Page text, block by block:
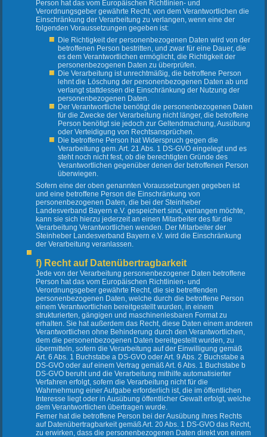
Person hat das vom Europäischen Richtlinien- und
Verordnungsgeber gewährte Recht, von dem Verantwortlichen die
Einschränkung der Verarbeitung zu verlangen, wenn eine der
folgenden Voraussetzungen gegeben ist:
Die Richtigkeit der personenbezogenen Daten wird von der
betroffenen Person bestritten, und zwar für eine Dauer, die
es dem Verantwortlichen ermöglicht, die Richtigkeit der
personenbezogenen Daten zu überprüfen.
Die Verarbeitung ist unrechtmäßig, die betroffene Person
lehnt die Löschung der personenbezogenen Daten ab und
verlangt stattdessen die Einschränkung der Nutzung der
personenbezogenen Daten.
Der Verantwortliche benötigt die personenbezogenen Daten
für die Zwecke der Verarbeitung nicht länger, die betroffene
Person benötigt sie jedoch zur Geltendmachung, Ausübung
oder Verteidigung von Rechtsansprüchen.
Die betroffene Person hat Widerspruch gegen die
Verarbeitung gem. Art. 21 Abs. 1 DS-GVO eingelegt und es
steht noch nicht fest, ob die berechtigten Gründe des
Verantwortlichen gegenüber denen der betroffenen Person
überwiegen.
Sofern eine der oben genannten Voraussetzungen gegeben ist
und eine betroffene Person die Einschränkung von
personenbezogenen Daten, die bei der Steinheber
Landesverband Bayern e.V. gespeichert sind, verlangen möchte,
kann sie sich hierzu jederzeit an einen Mitarbeiter des für die
Verarbeitung Verantwortlichen wenden. Der Mitarbeiter der
Steinheber Landesverband Bayern e.V. wird die Einschränkung
der Verarbeitung veranlassen.
f) Recht auf Datenübertragbarkeit
Jede von der Verarbeitung personenbezogener Daten betroffene
Person hat das vom Europäischen Richtlinien- und
Verordnungsgeber gewährte Recht, die sie betreffenden
personenbezogenen Daten, welche durch die betroffene Person
einem Verantwortlichen bereitgestellt wurden, in einem
strukturierten, gängigen und maschinenlesbaren Format zu
erhalten. Sie hat außerdem das Recht, diese Daten einem anderen
Verantwortlichen ohne Behinderung durch den Verantwortlichen,
dem die personenbezogenen Daten bereitgestellt wurden, zu
übermitteln, sofern die Verarbeitung auf der Einwilligung gemäß
Art. 6 Abs. 1 Buchstabe a DS-GVO oder Art. 9 Abs. 2 Buchstabe a
DS-GVO oder auf einem Vertrag gemäß Art. 6 Abs. 1 Buchstabe b
DS-GVO beruht und die Verarbeitung mithilfe automatisierter
Verfahren erfolgt, sofern die Verarbeitung nicht für die
Wahrnehmung einer Aufgabe erforderlich ist, die im öffentlichen
Interesse liegt oder in Ausübung öffentlicher Gewalt erfolgt, welche
dem Verantwortlichen übertragen wurde.
Ferner hat die betroffene Person bei der Ausübung ihres Rechts
auf Datenübertragbarkeit gemäß Art. 20 Abs. 1 DS-GVO das Recht,
zu erwirken, dass die personenbezogenen Daten direkt von einem